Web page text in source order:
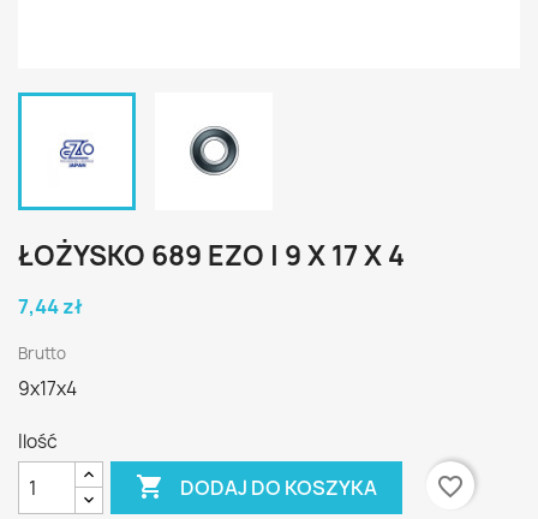
ŁOŻYSKO 689 EZO | 9 X 17 X 4
7,44 zł
Brutto
9x17x4
Ilość
 DODAJ DO KOSZYKA favorite_border